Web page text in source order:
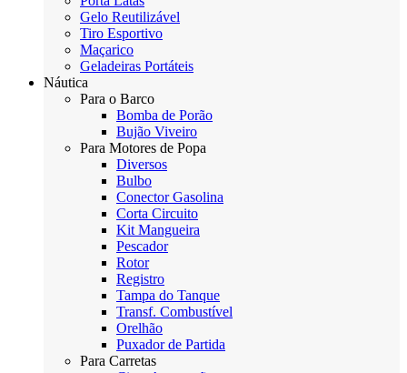
Gelo Reutilizável
Tiro Esportivo
Maçarico
Geladeiras Portáteis
Náutica
Para o Barco
Bomba de Porão
Bujão Viveiro
Para Motores de Popa
Diversos
Bulbo
Conector Gasolina
Corta Circuito
Kit Mangueira
Pescador
Rotor
Registro
Tampa do Tanque
Transf. Combustível
Orelhão
Puxador de Partida
Para Carretas